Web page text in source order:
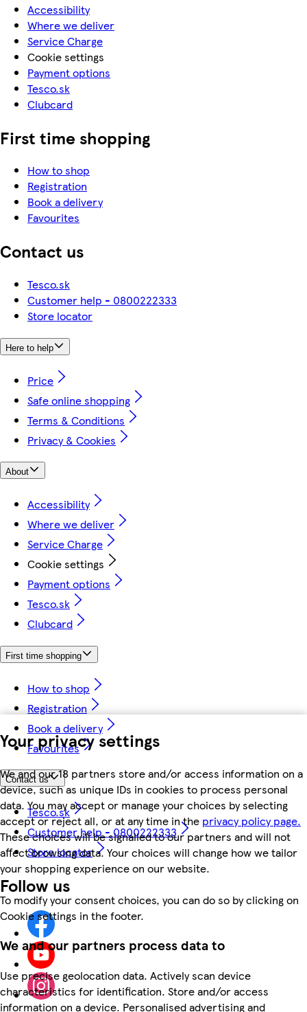
Your privacy settings
We and our 18 partners store and/or access information on a
device, such as unique IDs in cookies to process personal
data. You may accept or manage your choices by selecting
accept or reject all, or at any time in the privacy policy page.
These choices will be signalled to our partners and will not
affect browsing data. Your choices will change how we tailor
your shopping experience on our website.
To modify your consent choices, you can do so by clicking on
Cookie settings in the footer.
We and our partners process data to
Use precise geolocation data. Actively scan device
characteristics for identification. Store and/or access
information on a device. Personalised advertising and
Accessibility
Where we deliver
Service Charge
Cookie settings
Payment options
Tesco.sk
Clubcard
First time shopping
How to shop
Registration
Book a delivery
Favourites
Contact us
Tesco.sk
Customer help - 0800222333
Store locator
Here to help
Price
Safe online shopping
Terms & Conditions
Privacy & Cookies
About
Accessibility
Where we deliver
Service Charge
Cookie settings
Payment options
Tesco.sk
Clubcard
First time shopping
How to shop
Registration
Book a delivery
Favourites
Contact us
Tesco.sk
Customer help - 0800222333
Store locator
Follow us